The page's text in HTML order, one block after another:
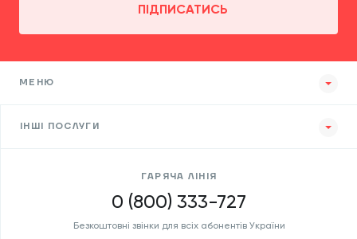
ПІДПИСАТИСЬ
МЕНЮ
ІНШІ ПОСЛУГИ
ГАРЯЧА ЛІНІЯ
0 (800) 333-727
Безкоштовні звінки для всіх абонентів України